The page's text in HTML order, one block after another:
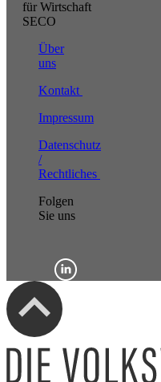
für Wirtschaft
SECO
Über
uns
Kontakt
Impressum
Datenschutz
/
Rechtliches
Folgen
Sie uns